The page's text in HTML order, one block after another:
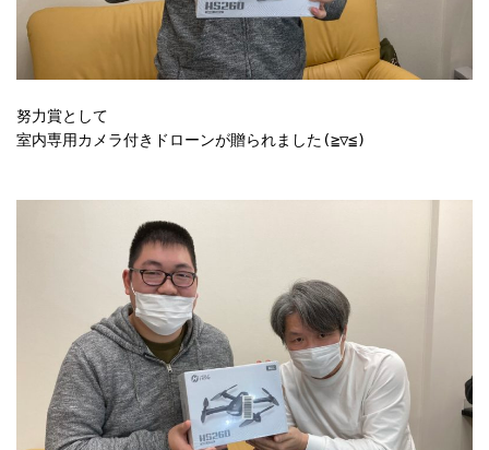
努力賞として
室内専用カメラ付きドローンが贈られました(≧▽≦)